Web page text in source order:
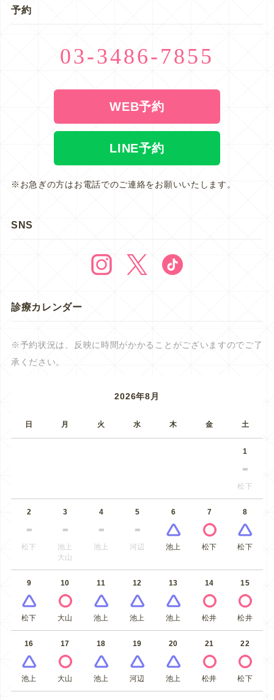
予約
03-3486-7855
WEB予約
LINE予約
※お急ぎの方はお電話でのご連絡をお願いいたします。
SNS
診療カレンダー
※予約状況は、反映に時間がかかることがございますのでご了
承ください。
2026年8月
日 月 火 水 木 金 土
1
松下
2
松下
3
池上
大山
4
池上
5
河辺
6
池上
7
松下
8
松下
9
松下
10
大山
11
池上
12
池上
13
池上
14
松井
15
松井
16
池上
17
大山
18
池上
19
河辺
20
池上
21
松井
22
松下